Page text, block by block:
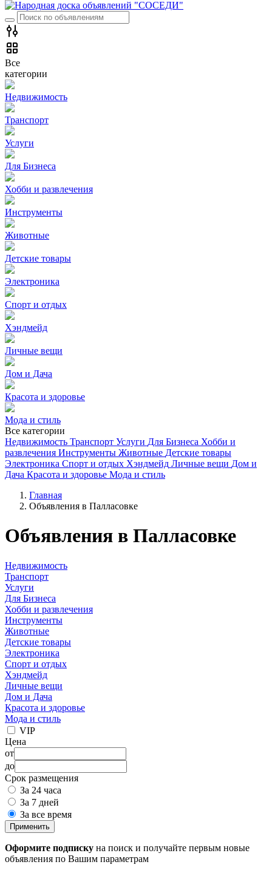
Все
категории
Недвижимость
Транспорт
Услуги
Для Бизнеса
Хобби и развлечения
Инструменты
Животные
Детские товары
Электроника
Спорт и отдых
Хэндмейд
Личные вещи
Дом и Дача
Красота и здоровье
Мода и стиль
Все категории
Недвижимость Транспорт Услуги Для Бизнеса Хобби и
развлечения Инструменты Животные Детские товары
Электроника Спорт и отдых Хэндмейд Личные вещи Дом и
Дача Красота и здоровье Мода и стиль
Главная
Объявления в Палласовке
Объявления в Палласовке
Недвижимость
Транспорт
Услуги
Для Бизнеса
Хобби и развлечения
Инструменты
Животные
Детские товары
Электроника
Спорт и отдых
Хэндмейд
Личные вещи
Дом и Дача
Красота и здоровье
Мода и стиль
VIP
Цена
от
до
Срок размещения
За 24 часа
За 7 дней
За все время
Применить
Оформите подписку на поиск и получайте первым новые
объявления по Вашим параметрам